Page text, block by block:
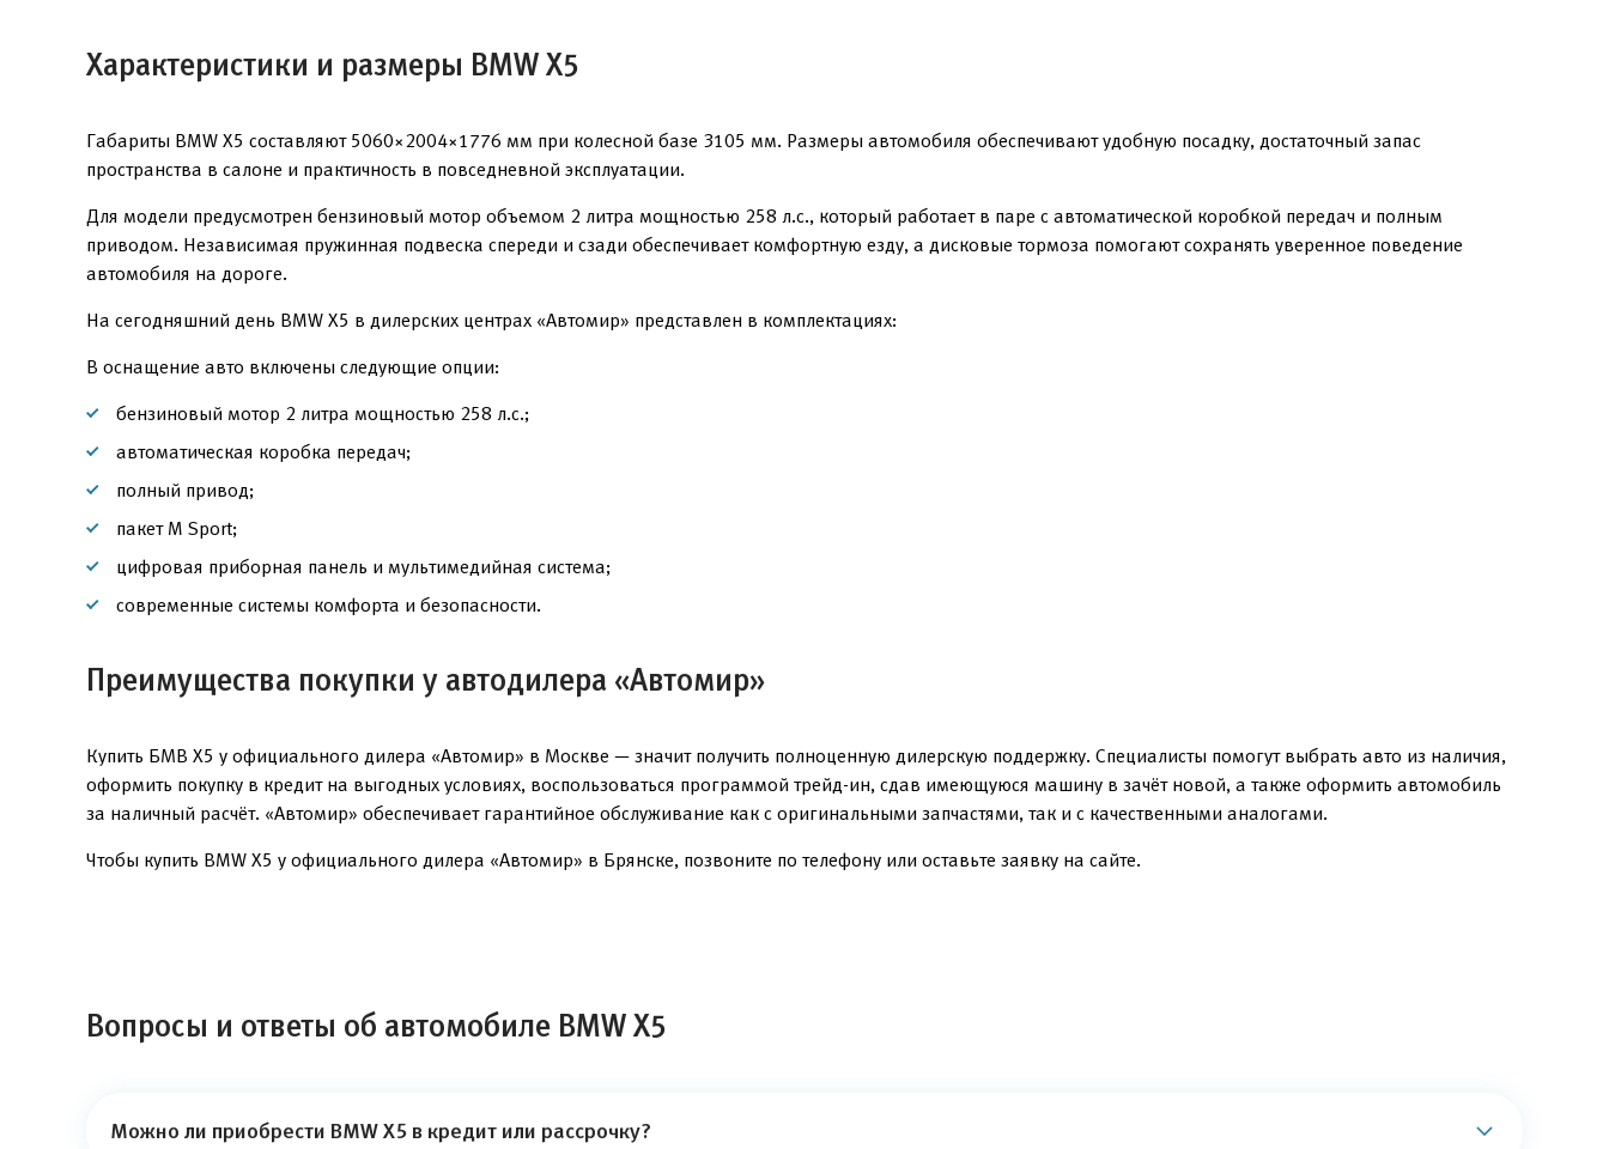
Характеристики и размеры BMW X5
Габариты BMW X5 составляют 5060×2004×1776 мм при колесной базе 3105 мм. Размеры автомобиля обеспечивают удобную посадку, достаточный запас
пространства в салоне и практичность в повседневной эксплуатации.
Для модели предусмотрен бензиновый мотор объемом 2 литра мощностью 258 л.с., который работает в паре с автоматической коробкой передач и полным
приводом. Независимая пружинная подвеска спереди и сзади обеспечивает комфортную езду, а дисковые тормоза помогают сохранять уверенное поведение
автомобиля на дороге.
На сегодняшний день BMW X5 в дилерских центрах «Автомир» представлен в комплектациях:
В оснащение авто включены следующие опции:
бензиновый мотор 2 литра мощностью 258 л.с.;
автоматическая коробка передач;
полный привод;
пакет M Sport;
цифровая приборная панель и мультимедийная система;
современные системы комфорта и безопасности.
Преимущества покупки у автодилера «Автомир»
Купить БМВ Х5 у официального дилера «Автомир» в Москве — значит получить полноценную дилерскую поддержку. Специалисты помогут выбрать авто из наличия,
оформить покупку в кредит на выгодных условиях, воспользоваться программой трейд-ин, сдав имеющуюся машину в зачёт новой, а также оформить автомобиль
за наличный расчёт. «Автомир» обеспечивает гарантийное обслуживание как с оригинальными запчастями, так и с качественными аналогами.
Чтобы купить BMW X5 у официального дилера «Автомир» в Брянске, позвоните по телефону или оставьте заявку на сайте.
Вопросы и ответы об автомобиле BMW X5
Можно ли приобрести BMW X5 в кредит или рассрочку?